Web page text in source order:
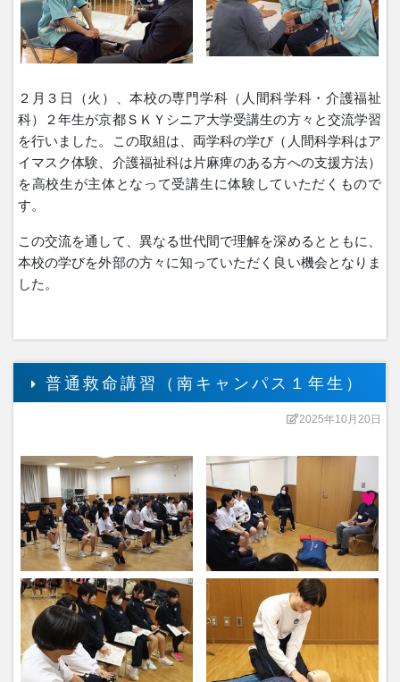
２月３日（火）、本校の専門学科（人間科学科・介護福祉
科）２年生が京都ＳＫＹシニア大学受講生の方々と交流学習
を行いました。この取組は、両学科の学び（人間科学科はア
イマスク体験、介護福祉科は片麻痺のある方への支援方法）
を高校生が主体となって受講生に体験していただくもので
す。
この交流を通して、異なる世代間で理解を深めるとともに、
本校の学びを外部の方々に知っていただく良い機会となりま
した。
普通救命講習（南キャンパス１年生）
2025年10月20日